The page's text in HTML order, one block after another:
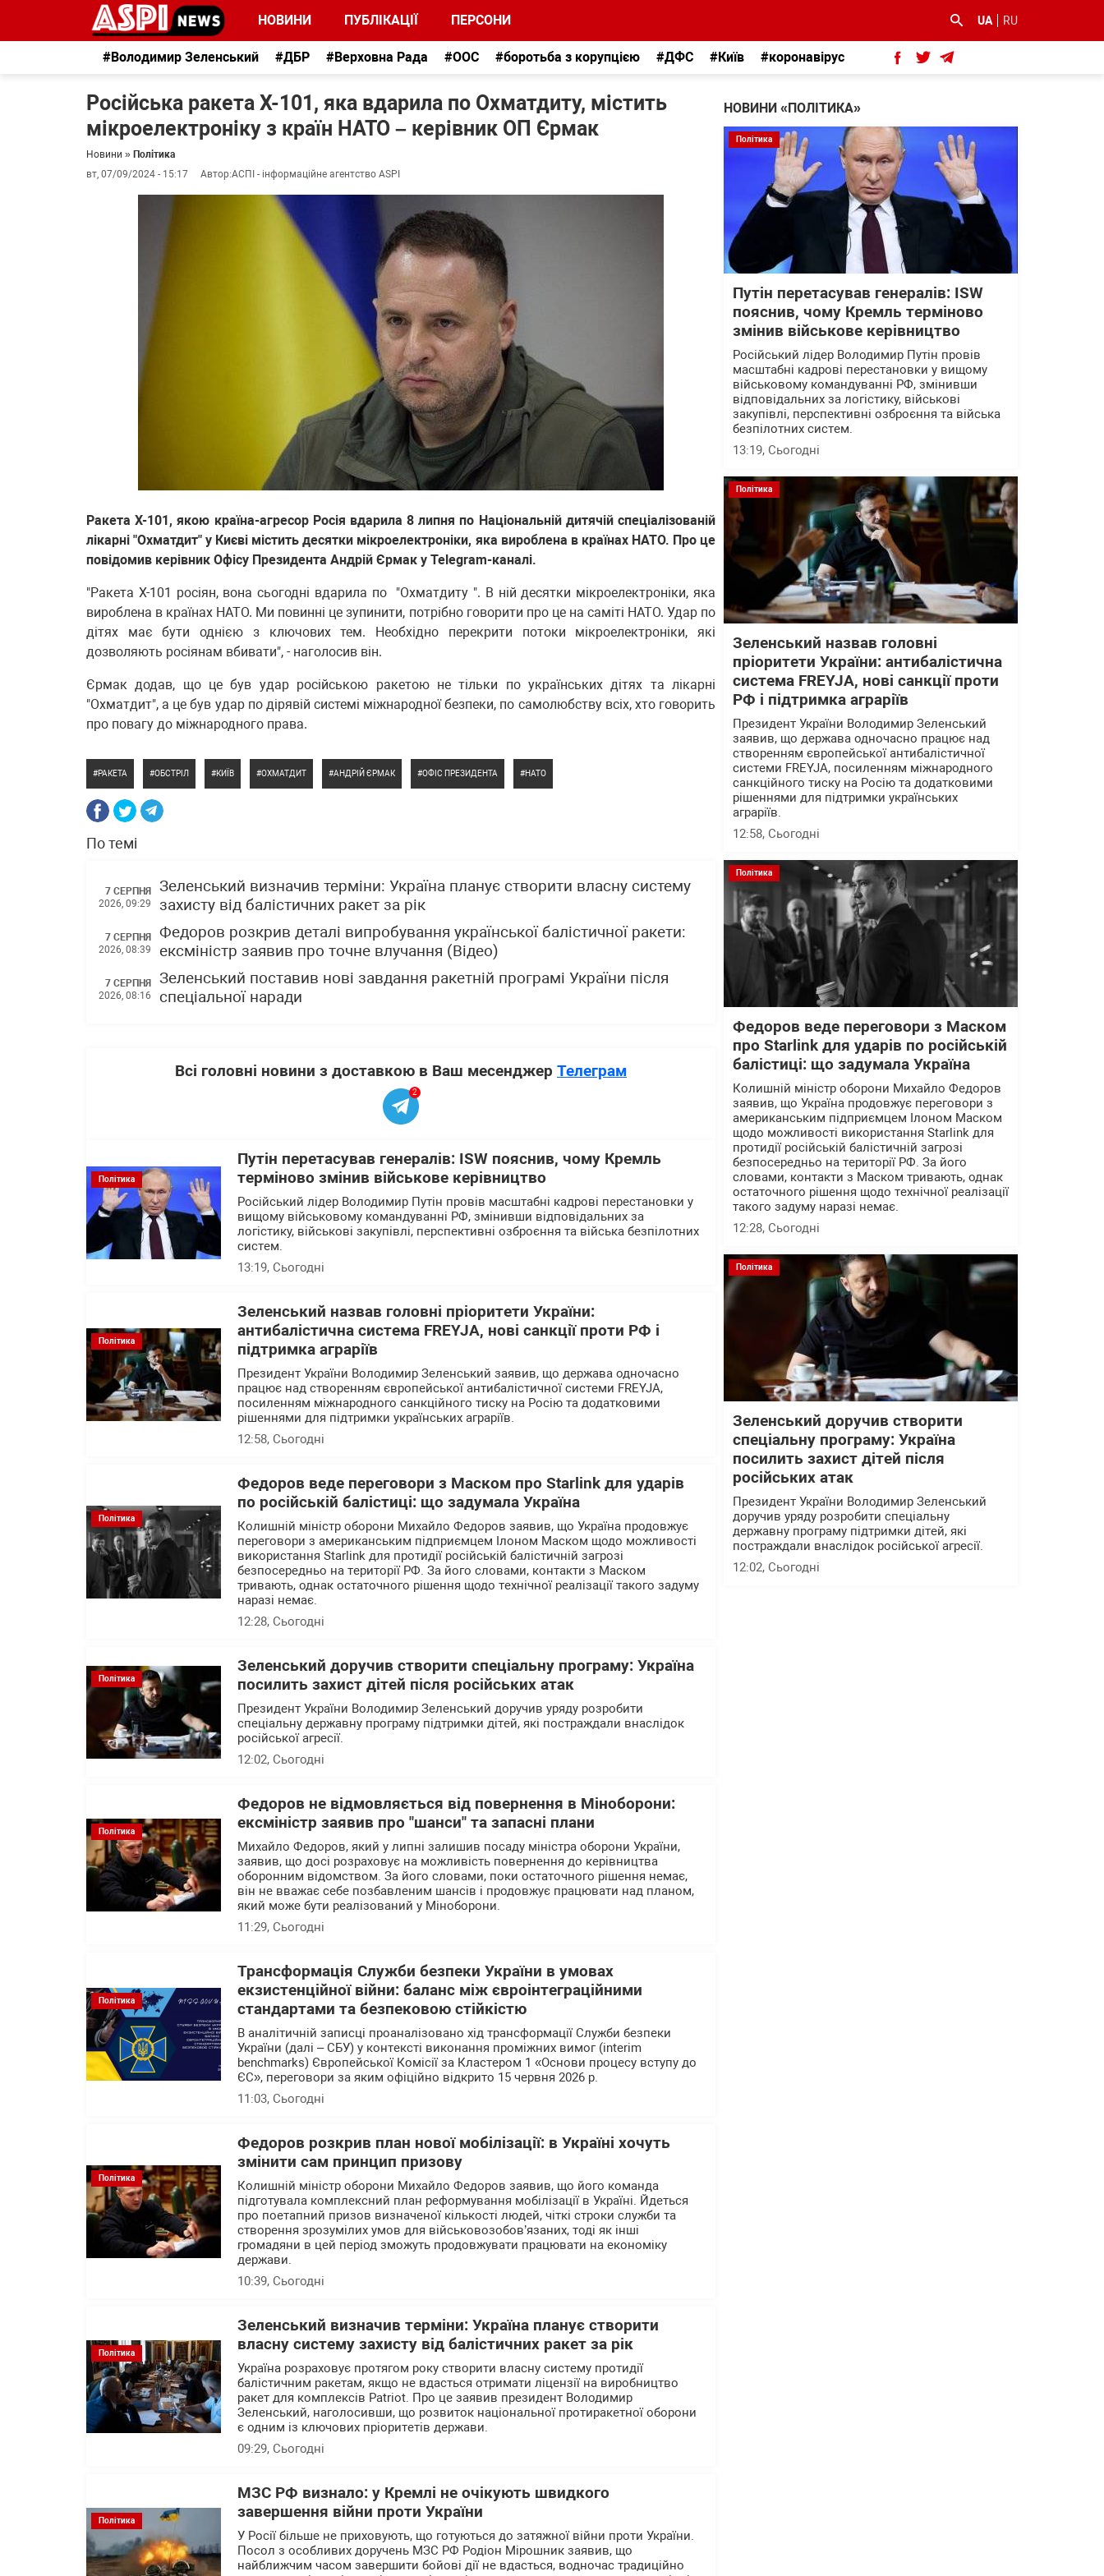
НОВИНИ ПУБЛІКАЦІЇ ПЕРСОНИ UA RU
#Володимир Зеленський #ДБР #Верховна Рада #ООС #боротьба з корупцією #ДФС #Київ #коронавірус
Російська ракета Х-101, яка вдарила по Охматдиту, містить
мікроелектроніку з країн НАТО – керівник ОП Єрмак
Новини » Політика
вт, 07/09/2024 - 15:17
Автор:АСПІ - інформаційне агентство ASPI
Ракета Х-101, якою країна-агресор Росія вдарила 8 липня по Національній дитячій спеціалізованій
лікарні "Охматдит" у Києві містить десятки мікроелектроніки, яка вироблена в країнах НАТО. Про це
повідомив керівник Офісу Президента Андрій Єрмак у Telegram-каналі.
"Ракета Х-101 росіян, вона сьогодні вдарила по "Охматдиту ". В ній десятки мікроелектроніки, яка
вироблена в країнах НАТО. Ми повинні це зупинити, потрібно говорити про це на саміті НАТО. Удар по
дітях має бути однією з ключових тем. Необхідно перекрити потоки мікроелектроніки, які
дозволяють росіянам вбивати", - наголосив він.
Єрмак додав, що це був удар російською ракетою не тільки по українських дітях та лікарні
"Охматдит", а це був удар по дірявій системі міжнародної безпеки, по самолюбству всіх, хто говорить
про повагу до міжнародного права.
РАКЕТА ОБСТРІЛ КИЇВ ОХМАТДИТ АНДРІЙ ЄРМАК ОФІС ПРЕЗИДЕНТА НАТО
По темі
7 СЕРПНЯ
2026, 09:29
Зеленський визначив терміни: Україна планує створити власну систему
захисту від балістичних ракет за рік
7 СЕРПНЯ
2026, 08:39
Федоров розкрив деталі випробування української балістичної ракети:
ексміністр заявив про точне влучання (Відео)
7 СЕРПНЯ
2026, 08:16
Зеленський поставив нові завдання ракетній програмі України після
спеціальної наради
Всі головні новини з доставкою в Ваш месенджер Телеграм
2
Політика
Путін перетасував генералів: ISW пояснив, чому Кремль
терміново змінив військове керівництво
Російський лідер Володимир Путін провів масштабні кадрові перестановки у
вищому військовому командуванні РФ, змінивши відповідальних за
логістику, військові закупівлі, перспективні озброєння та війська безпілотних
систем.
13:19, Сьогодні
Політика
Зеленський назвав головні пріоритети України:
антибалістична система FREYJA, нові санкції проти РФ і
підтримка аграріїв
Президент України Володимир Зеленський заявив, що держава одночасно
працює над створенням європейської антибалістичної системи FREYJA,
посиленням міжнародного санкційного тиску на Росію та додатковими
рішеннями для підтримки українських аграріїв.
12:58, Сьогодні
Політика
Федоров веде переговори з Маском про Starlink для ударів
по російській балістиці: що задумала Україна
Колишній міністр оборони Михайло Федоров заявив, що Україна продовжує
переговори з американським підприємцем Ілоном Маском щодо можливості
використання Starlink для протидії російській балістичній загрозі
безпосередньо на території РФ. За його словами, контакти з Маском
тривають, однак остаточного рішення щодо технічної реалізації такого задуму
наразі немає.
12:28, Сьогодні
Політика
Зеленський доручив створити спеціальну програму: Україна
посилить захист дітей після російських атак
Президент України Володимир Зеленський доручив уряду розробити
спеціальну державну програму підтримки дітей, які постраждали внаслідок
російської агресії.
12:02, Сьогодні
Політика
Федоров не відмовляється від повернення в Міноборони:
ексміністр заявив про "шанси" та запасні плани
Михайло Федоров, який у липні залишив посаду міністра оборони України,
заявив, що досі розраховує на можливість повернення до керівництва
оборонним відомством. За його словами, поки остаточного рішення немає,
він не вважає себе позбавленим шансів і продовжує працювати над планом,
який може бути реалізований у Міноборони.
11:29, Сьогодні
Політика
Трансформація Служби безпеки України в умовах
екзистенційної війни: баланс між євроінтеграційними
стандартами та безпековою стійкістю
В аналітичній записці проаналізовано хід трансформації Служби безпеки
України (далі – СБУ) у контексті виконання проміжних вимог (interim
benchmarks) Європейської Комісії за Кластером 1 «Основи процесу вступу до
ЄС», переговори за яким офіційно відкрито 15 червня 2026 р.
11:03, Сьогодні
Політика
Федоров розкрив план нової мобілізації: в Україні хочуть
змінити сам принцип призову
Колишній міністр оборони Михайло Федоров заявив, що його команда
підготувала комплексний план реформування мобілізації в Україні. Йдеться
про поетапний призов визначеної кількості людей, чіткі строки служби та
створення зрозумілих умов для військовозобов’язаних, тоді як інші
громадяни в цей період зможуть продовжувати працювати на економіку
держави.
10:39, Сьогодні
Політика
Зеленський визначив терміни: Україна планує створити
власну систему захисту від балістичних ракет за рік
Україна розраховує протягом року створити власну систему протидії
балістичним ракетам, якщо не вдасться отримати ліцензії на виробництво
ракет для комплексів Patriot. Про це заявив президент Володимир
Зеленський, наголосивши, що розвиток національної протиракетної оборони
є одним із ключових пріоритетів держави.
09:29, Сьогодні
Політика
МЗС РФ визнало: у Кремлі не очікують швидкого
завершення війни проти України
У Росії більше не приховують, що готуються до затяжної війни проти України.
Посол з особливих доручень МЗС РФ Родіон Мірошник заявив, що
найближчим часом завершити бойові дії не вдасться, водночас традиційно
НОВИНИ «ПОЛІТИКА»
Політика
Путін перетасував генералів: ISW
пояснив, чому Кремль терміново
змінив військове керівництво
Російський лідер Володимир Путін провів
масштабні кадрові перестановки у вищому
військовому командуванні РФ, змінивши
відповідальних за логістику, військові
закупівлі, перспективні озброєння та війська
безпілотних систем.
13:19, Сьогодні
Політика
Зеленський назвав головні
пріоритети України: антибалістична
система FREYJA, нові санкції проти
РФ і підтримка аграріїв
Президент України Володимир Зеленський
заявив, що держава одночасно працює над
створенням європейської антибалістичної
системи FREYJA, посиленням міжнародного
санкційного тиску на Росію та додатковими
рішеннями для підтримки українських
аграріїв.
12:58, Сьогодні
Політика
Федоров веде переговори з Маском
про Starlink для ударів по російській
балістиці: що задумала Україна
Колишній міністр оборони Михайло Федоров
заявив, що Україна продовжує переговори з
американським підприємцем Ілоном Маском
щодо можливості використання Starlink для
протидії російській балістичній загрозі
безпосередньо на території РФ. За його
словами, контакти з Маском тривають, однак
остаточного рішення щодо технічної реалізації
такого задуму наразі немає.
12:28, Сьогодні
Політика
Зеленський доручив створити
спеціальну програму: Україна
посилить захист дітей після
російських атак
Президент України Володимир Зеленський
доручив уряду розробити спеціальну
державну програму підтримки дітей, які
постраждали внаслідок російської агресії.
12:02, Сьогодні